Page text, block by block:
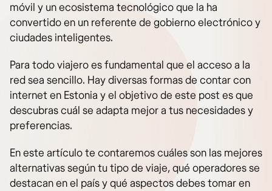
móvil y un ecosistema tecnológico que la ha
convertido en un referente de gobierno electrónico y
ciudades inteligentes.
Para todo viajero es fundamental que el acceso a la
red sea sencillo. Hay diversas formas de contar con
internet en Estonia y el objetivo de este post es que
descubras cuál se adapta mejor a tus necesidades y
preferencias.
En este artículo te contaremos cuáles son las mejores
alternativas según tu tipo de viaje, qué operadores se
destacan en el país y qué aspectos debes tomar en